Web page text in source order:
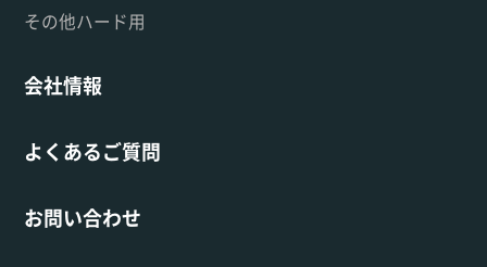
その他ハード用
会社情報
よくあるご質問
お問い合わせ